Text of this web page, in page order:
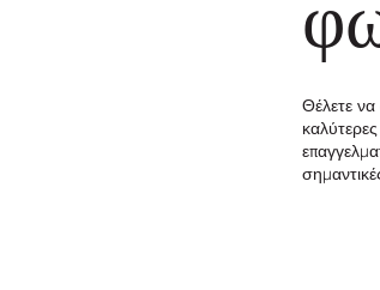
Θέλετε να